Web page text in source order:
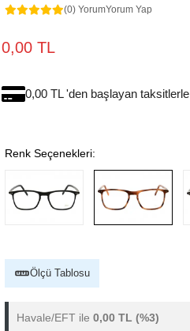
(0) YorumYorum Yap
0,00 TL
0,00 TL 'den başlayan taksitlerle
Renk Seçenekleri:
Ölçü Tablosu
Havale/EFT ile 0,00 TL (%3)